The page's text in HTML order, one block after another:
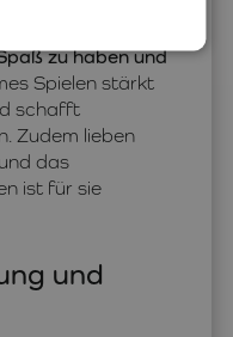
zu haben und
Spielen stärkt
schafft
Zudem lieben
das
ist für sie
und